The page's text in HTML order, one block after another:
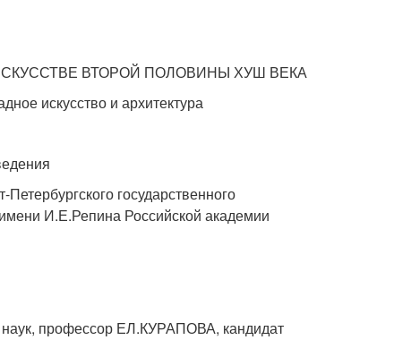
ВТОРОЙ ПОЛОВИНЫ ХУШ ВЕКА
искусство и архитектура
государственного
И.Е.Репина Российской академии
профессор ЕЛ.КУРАПОВА, кандидат